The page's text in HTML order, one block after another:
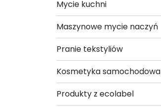
Mycie kuchni
Maszynowe mycie naczyń
Pranie tekstyliów
Kosmetyka samochodowa
Produkty z ecolabel